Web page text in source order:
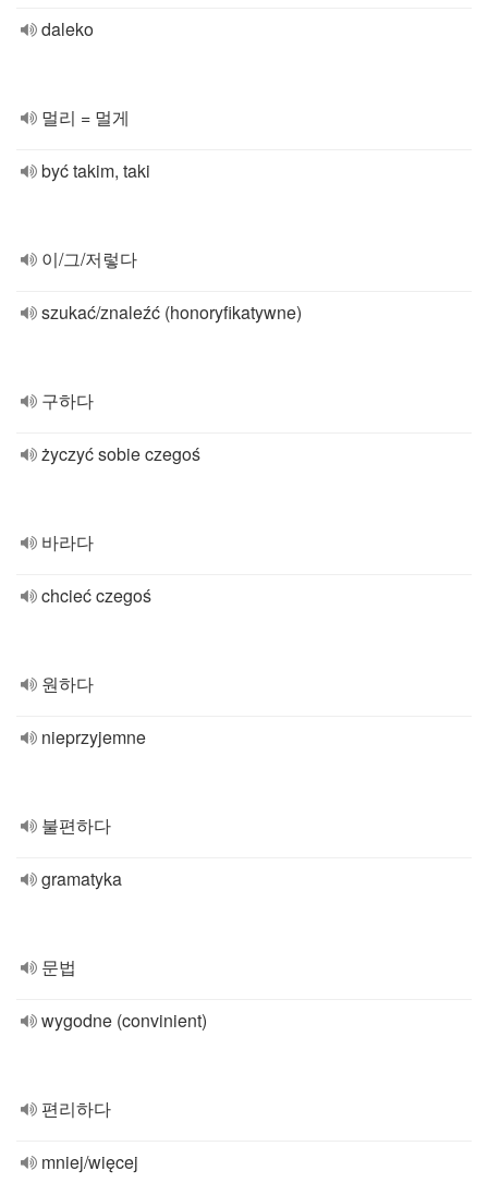
daleko
멀리 = 멀게
być takim, taki
이/그/저렇다
szukać/znaleźć (honoryfikatywne)
구하다
życzyć sobie czegoś
바라다
chcieć czegoś
원하다
nieprzyjemne
불편하다
gramatyka
문법
wygodne (convinient)
편리하다
mniej/więcej